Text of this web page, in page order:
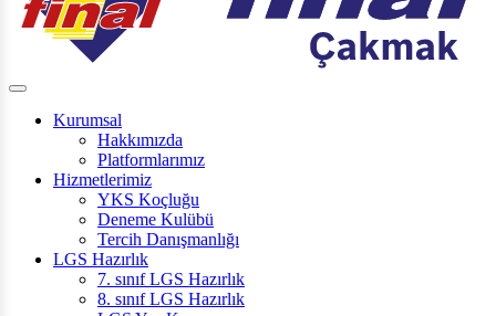
Kurumsal
Hakkımızda
Platformlarımız
Hizmetlerimiz
YKS Koçluğu
Deneme Kulübü
Tercih Danışmanlığı
LGS Hazırlık
7. sınıf LGS Hazırlık
8. sınıf LGS Hazırlık